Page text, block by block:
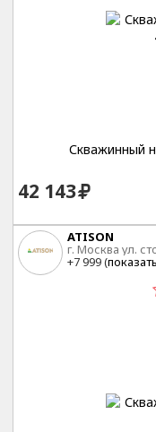
Скважинный
42 143
ATISON
г. Москва ул.
+7 999 (показать